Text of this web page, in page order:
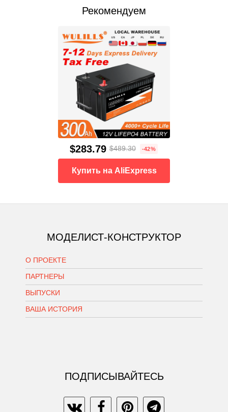
Рекомендуем
$283.79 $489.30 -42%
Купить на AliExpress
МОДЕЛИСТ-КОНСТРУКТОР
О ПРОЕКТЕ
ПАРТНЕРЫ
ВЫПУСКИ
ВАША ИСТОРИЯ
ПОДПИСЫВАЙТЕСЬ